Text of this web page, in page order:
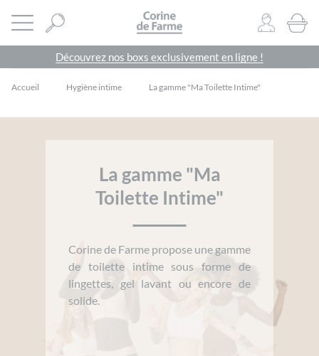
Ouvrir le menu CORINE DE FARME SITE OFFICIEL
0
Découvrez nos boxs exclusivement en ligne !
Accueil Hygiène intime La gamme "Ma Toilette Intime"
La gamme "Ma
Toilette Intime"
Corine de Farme propose une gamme
de toilette intime sous forme de
lingettes, gel lavant ou encore de
solide.